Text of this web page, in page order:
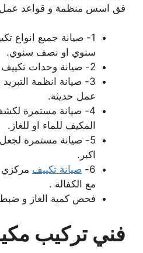
فق اسس منظمة و قواعد
1- صيانة جميع انواع
سنوي او نصف سنوي.
2- صيانة وحدات تكييف مدمجة و منفصلة.
3- صيانة انظمة
عمل حديثة.
4- صيانة مستمرة
المكيف للماء او للغاز.
5- صيانة مستمرة
اكبر.
6-
صيانة تكييف
مع الكفالة .
فحص كمية الغاز و
فني تركيب